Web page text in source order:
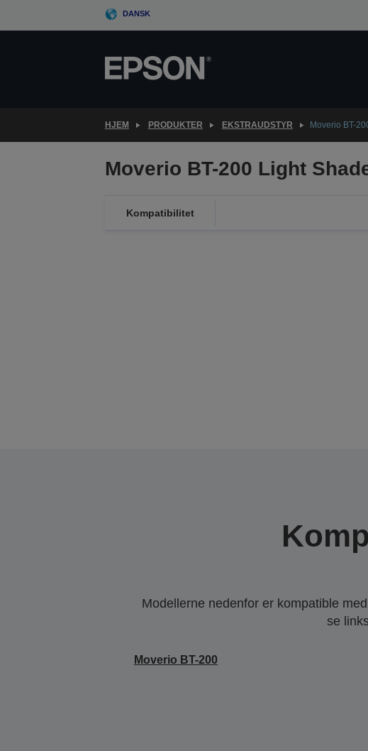
DANSK
HJEM PRODUKTER EKSTRAUDSTYR Moverio BT-
Moverio BT-200 Light
Kompatibilitet
Modellerne nedenfor er kompatible
se
Moverio BT-200